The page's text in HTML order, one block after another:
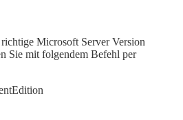
Microsoft Server Version
Sie mit folgendem Befehl per